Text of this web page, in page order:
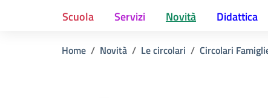
Scuola Servizi Novità Didattica
Home Novità Le circolari Circolari